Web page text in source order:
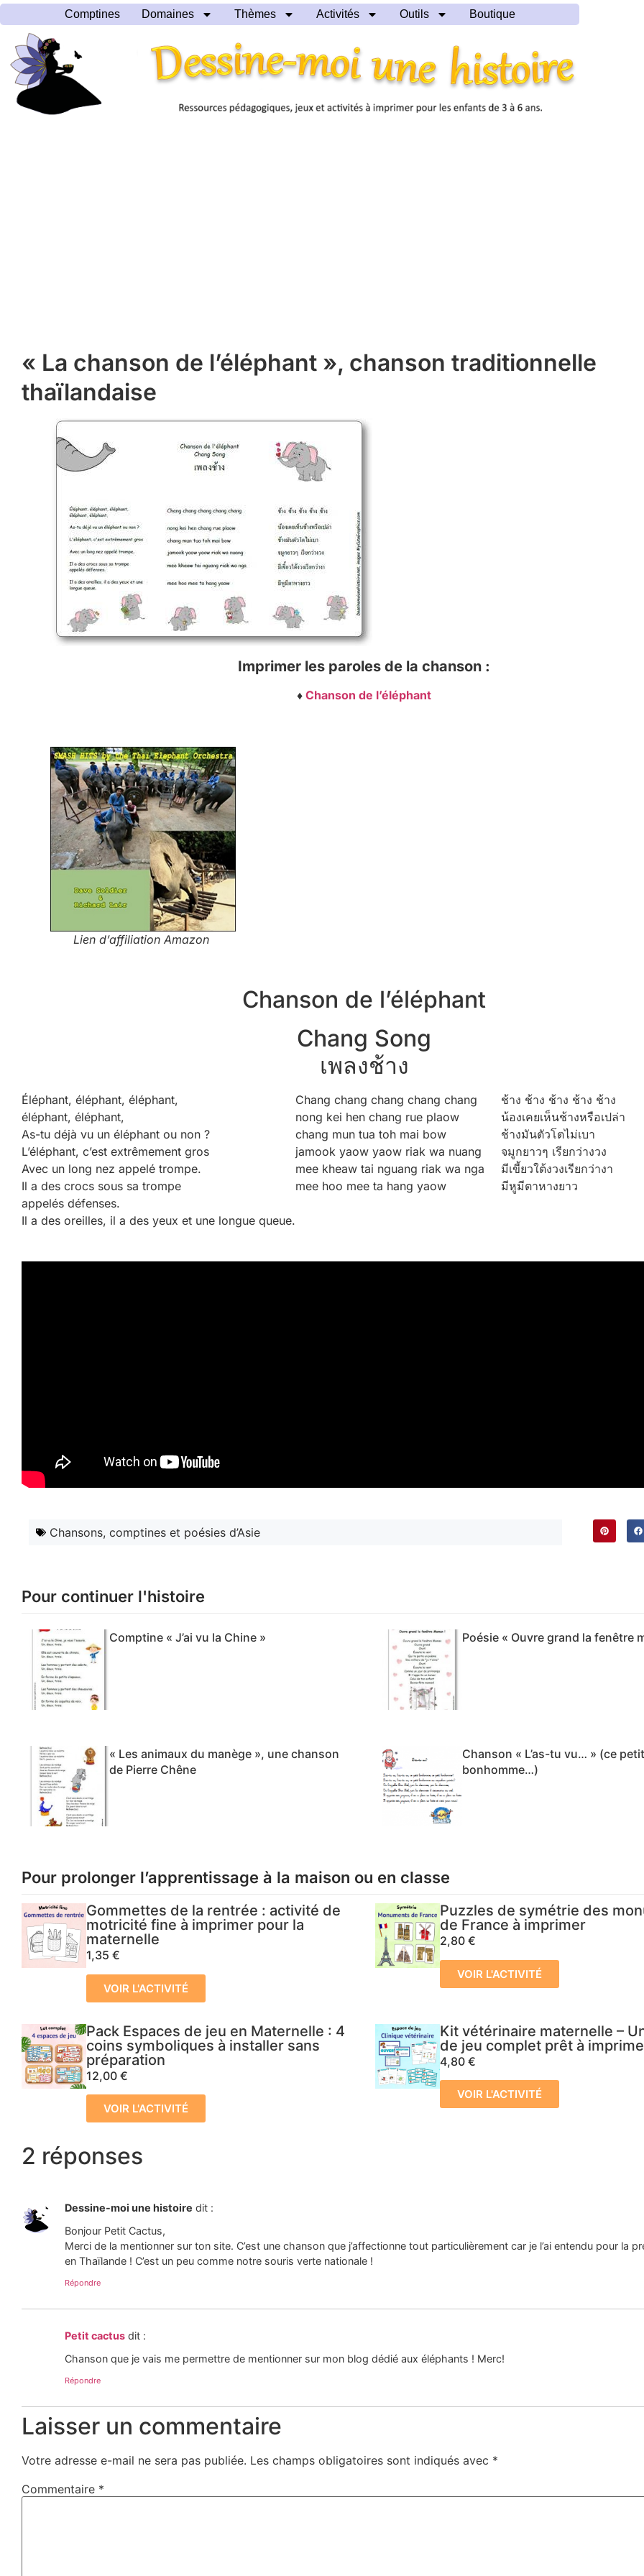
Comptines Domaines Thèmes Activités Outils Boutique
« La chanson de l’éléphant », chanson traditionnelle
thaïlandaise
Imprimer les paroles de la chanson :
♦ Chanson de l’éléphant
Lien d’affiliation Amazon
Chanson de l’éléphant
Chang Song
เพลงช้าง
Éléphant, éléphant, éléphant,
éléphant, éléphant,
As-tu déjà vu un éléphant ou non ?
L’éléphant, c’est extrêmement gros
Avec un long nez appelé trompe.
Il a des crocs sous sa trompe
appelés défenses.
Il a des oreilles, il a des yeux et une longue queue.
Chang chang chang chang chang
nong kei hen chang rue plaow
chang mun tua toh mai bow
jamook yaow yaow riak wa nuang
mee kheaw tai nguang riak wa nga
mee hoo mee ta hang yaow
ช้าง ช้าง ช้าง ช้าง ช้าง
น้องเคยเห็นช้างหรือเปล่า
ช้างมันตัวโตไม่เบา
จมูกยาวๆ เรียกว่างวง
มีเขี้ยวใต้งวงเรียกว่างา
มีหูมีตาหางยาว
Chansons, comptines et poésies d’Asie
Pour continuer l'histoire
Comptine « J’ai vu la Chine » Poésie « Ouvre grand la fenêtre
« Les animaux du manège », une chanson
de Pierre Chêne
Chanson « L’as-tu vu… » (ce petit
bonhomme…)
Pour prolonger l’apprentissage à la maison ou en classe
Gommettes de la rentrée : activité de
motricité fine à imprimer pour la
maternelle
1,35 €
VOIR L'ACTIVITÉ
Puzzles de symétrie des
de France à imprimer
2,80 €
VOIR L'ACTIVITÉ
Pack Espaces de jeu en Maternelle : 4
coins symboliques à installer sans
préparation
12,00 €
VOIR L'ACTIVITÉ
Kit vétérinaire maternelle –
de jeu complet prêt à
4,80 €
VOIR L'ACTIVITÉ
2 réponses
Dessine-moi une histoire dit :
Bonjour Petit Cactus,
Merci de la mentionner sur ton site. C’est une chanson que j’affectionne tout particulièrement car je l’ai entendu pour la
en Thaïlande ! C’est un peu comme notre souris verte nationale !
Répondre
Petit cactus dit :
Chanson que je vais me permettre de mentionner sur mon blog dédié aux éléphants ! Merc!
Répondre
Laisser un commentaire
Votre adresse e-mail ne sera pas publiée. Les champs obligatoires sont indiqués avec *
Commentaire *